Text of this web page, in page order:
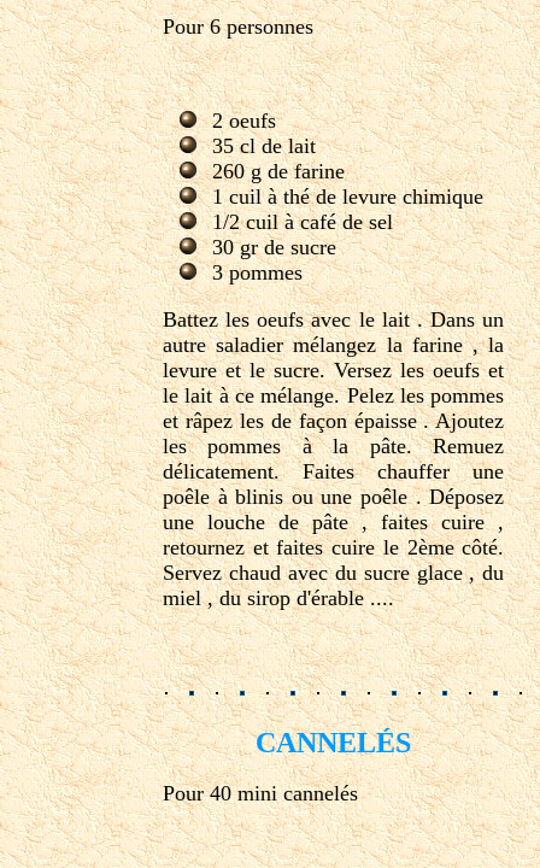
Pour 6 personnes
2 oeufs
35 cl de lait
260 g de farine
1 cuil à thé de levure chimique
1/2 cuil à café de sel
30 gr de sucre
3 pommes
Battez les oeufs avec le lait . Dans un
autre saladier mélangez la farine , la
levure et le sucre. Versez les oeufs et
le lait à ce mélange. Pelez les pommes
et râpez les de façon épaisse . Ajoutez
les pommes à la pâte. Remuez
délicatement. Faites chauffer une
poêle à blinis ou une poêle . Déposez
une louche de pâte , faites cuire ,
retournez et faites cuire le 2ème côté.
Servez chaud avec du sucre glace , du
miel , du sirop d'érable ....
CANNELÉS
Pour 40 mini cannelés